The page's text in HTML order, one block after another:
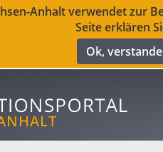
Anhalt verwendet zur
Seite erklären
Ok,